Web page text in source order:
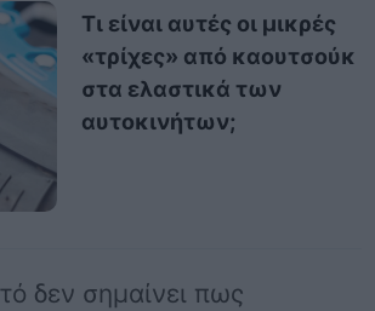
Τι είναι αυτές οι μικρές
«τρίχες» από καουτσούκ
στα ελαστικά των
αυτοκινήτων;
δεν σημαίνει πως